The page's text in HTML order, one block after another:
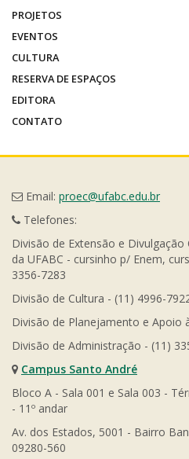
PROJETOS
EVENTOS
CULTURA
RESERVA DE ESPAÇOS
EDITORA
CONTATO
Email: proec@ufabc.edu.br
Telefones:
Divisão de Extensão e
da UFABC - cursinho p/ Enem,
3356-7283
Divisão de Cultura - (11) 4996-
Divisão de Planejamento e Apoio
Divisão de Administração - (11)
Campus Santo André
Bloco A - Sala 001 e Sala 003 -
- 11º andar
Av. dos Estados, 5001 - Bairro
09280-560